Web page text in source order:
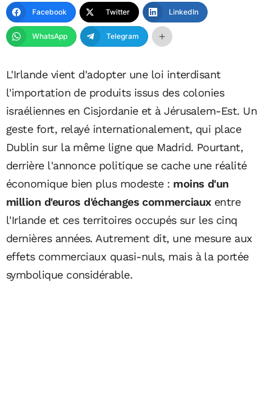
Facebook Twitter LinkedIn
WhatsApp Telegram
L'Irlande vient d'adopter une loi interdisant
l'importation de produits issus des colonies
israéliennes en Cisjordanie et à Jérusalem-Est. Un
geste fort, relayé internationalement, qui place
Dublin sur la même ligne que Madrid. Pourtant,
derrière l'annonce politique se cache une réalité
économique bien plus modeste : moins d'un
million d'euros d'échanges commerciauxentre
l'Irlande et ces territoires occupés sur les cinq
dernières années. Autrement dit, une mesure aux
effets commerciaux quasi-nuls, mais à la portée
symbolique considérable.